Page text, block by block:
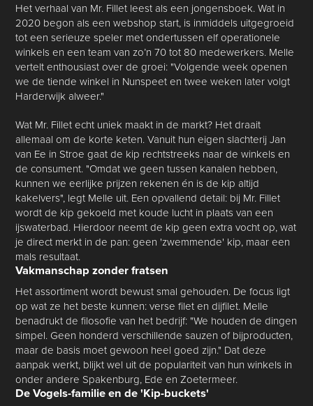
Het verhaal van Mr. Fillet leest als een jongensboek. Wat in
2020 begon als een webshop start, is inmiddels uitgegroeid
tot een serieuze speler met ondertussen elf operationele
winkels en een team van zo’n 70 tot 80 medewerkers. Melle
vertelt enthousiast over de groei: "Volgende week openen
we de tiende winkel in Nunspeet en twee weken later volgt
Harderwijk alweer."
Wat Mr. Fillet echt uniek maakt in de markt? Het draait
allemaal om de korte keten. Vanuit hun eigen slachterij Jan
van Ee in Stroe gaat de kip rechtstreeks naar de winkels en
de consument. "Omdat we geen tussen kanalen hebben,
kunnen we eerlijke prijzen rekenen én is de kip altijd
kakelvers", legt Melle uit. Een opvallend detail: bij Mr. Fillet
wordt de kip gekoeld met koude lucht in plaats van een
ijswaterbad. Hierdoor neemt de kip geen extra vocht op, wat
je direct merkt in de pan: geen 'zwemmende' kip, maar een
mals resultaat.
Vakmanschap zonder fratsen
Het assortiment wordt bewust smal gehouden. De focus ligt
op wat ze het beste kunnen: verse filet en dijfilet. Melle
benadrukt de filosofie van het bedrijf: "We houden de dingen
simpel. Geen honderd verschillende sauzen of bijproducten,
maar de basis moet gewoon heel goed zijn." Dat deze
aanpak werkt, blijkt wel uit de populariteit van hun winkels in
onder andere Spakenburg, Ede en Zoetermeer.
De Vogels-familie en de 'Kip-buckets'